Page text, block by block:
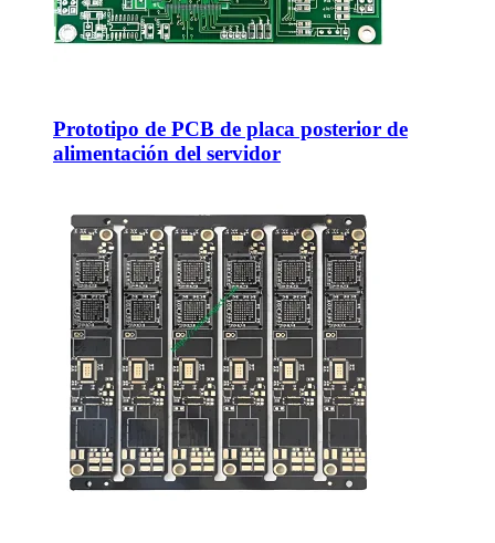
Prototipo de PCB de placa posterior de
alimentación del servidor